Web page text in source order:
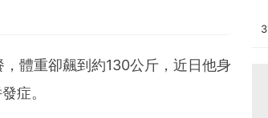
體重卻飆到約130公斤，近日他身
症。